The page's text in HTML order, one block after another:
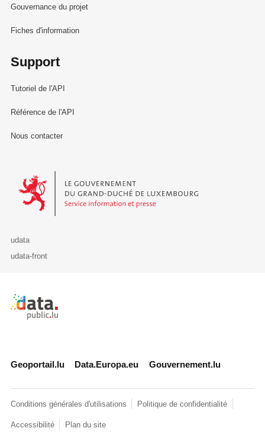
Gouvernance du projet
Fiches d'information
Support
Tutoriel de l'API
Référence de l'API
Nous contacter
Le Gouvernement du Grand-Duché de Luxembourg - Service
udata
udata-front
Retour à l'accueil de data.public.lu
Geoportail.lu Data.Europa.eu Gouvernement.lu
Conditions générales d'utilisations Politique de confidentialité
Accessibilité Plan du site